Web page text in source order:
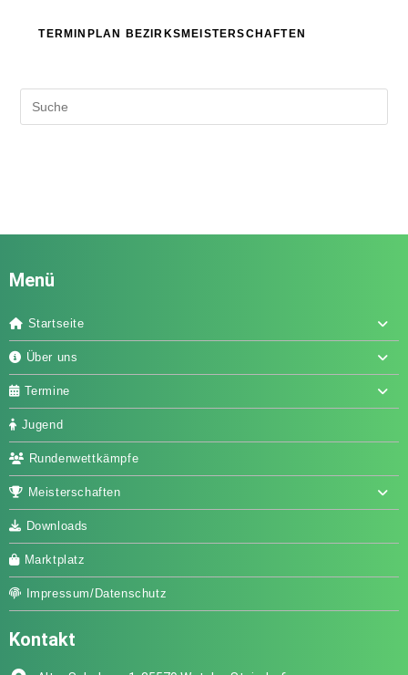
TERMINPLAN BEZIRKSMEISTERSCHAFTEN
Menü
Startseite
Über uns
Termine
Jugend
Rundenwettkämpfe
Meisterschaften
Downloads
Marktplatz
Impressum/Datenschutz
Kontakt